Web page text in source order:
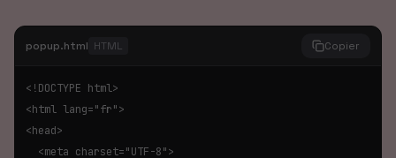
popup.html HTML Copier
<!DOCTYPE html>
<html lang="fr">
<head>
  <meta charset="UTF-8">